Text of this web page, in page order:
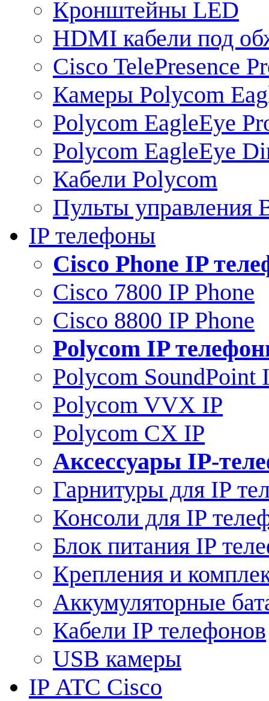
Кронштейны LED
HDMI кабели под
Cisco TelePresence
Камеры Polycom
Polycom EagleEye
Polycom EagleEye
Кабели Polycom
Пульты управления
IP телефоны
Сisco Phone IP
Cisco 7800 IP Phone
Cisco 8800 IP Phone
Polycom IP
Polycom SoundPoint
Polycom VVX IP
Polycom CX IP
Аксессуары IP-
Гарнитуры для IP
Консоли для IP
Блок питания IP
Крепления и
Аккумуляторные
Кабели IP телефонов
USB камеры
IP АТС Cisco